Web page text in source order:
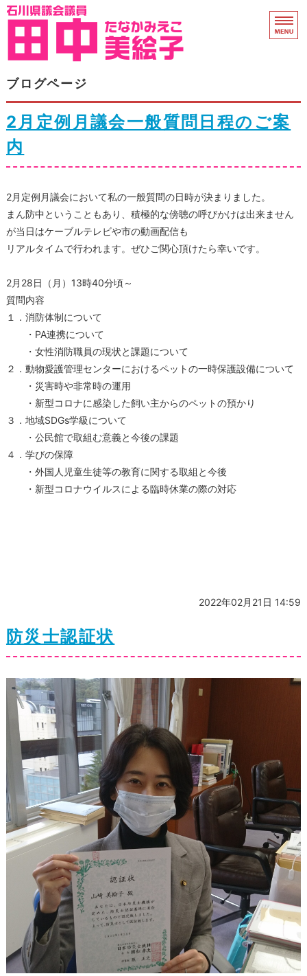
石川県議会議員 田中
ホーム
県議会活動
プロフィール
衆院議員時代
支援のお願い
ブログページ
2月定例月議会一般質問日程のご案
内
2月定例月議会において私の一般質問の日時が決まりました。
まん防中ということもあり、積極的な傍聴の呼びかけは出来ません
が当日はケーブルテレビや市の動画配信も
リアルタイムで行われます。ぜひご関心頂けたら幸いです。
2月28日（月）13時40分頃～
質問内容
１．消防体制について
・PA連携について
・女性消防職員の現状と課題について
２．動物愛護管理センターにおけるペットの一時保護設備について
・災害時や非常時の運用
・新型コロナに感染した飼い主からのペットの預かり
３．地域SDGs学級について
・公民館で取組む意義と今後の課題
４．学びの保障
・外国人児童生徒等の教育に関する取組と今後
・新型コロナウイルスによる臨時休業の際の対応
2022年02月21日 14:59
防災士認証状